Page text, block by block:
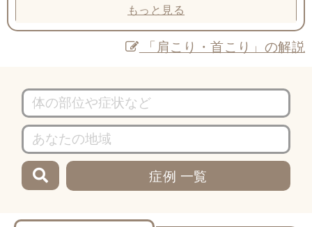
もっと見る
「肩こり・首こり」の解説
症例 一覧